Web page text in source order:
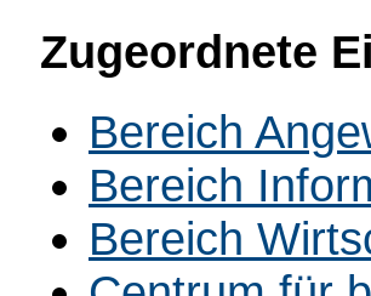
Zugeordnete
Bereich
Bereich
Bereich